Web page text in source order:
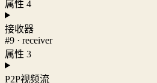
属性 4
接收器
#9 · receiver
属性 3
P2P视频流